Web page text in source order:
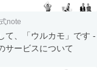
note
て、「ウルカモ」です -
サービスについて